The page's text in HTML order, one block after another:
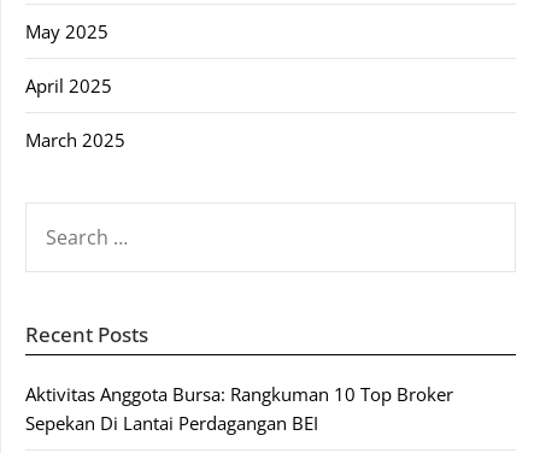
May 2025
April 2025
March 2025
FOR:
Recent Posts
Aktivitas Anggota Bursa: Rangkuman 10 Top Broker
Sepekan Di Lantai Perdagangan BEI